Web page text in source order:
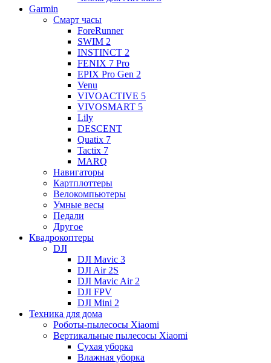
Garmin
Смарт часы
ForeRunner
SWIM 2
INSTINCT 2
FENIX 7 Pro
EPIX Pro Gen 2
Venu
VIVOACTIVE 5
VIVOSMART 5
Lily
DESCENT
Quatix 7
Tactix 7
MARQ
Навигаторы
Картплоттеры
Велокомпьютеры
Умные весы
Педали
Другое
Квадрокоптеры
DJI
DJI Mavic 3
DJI Air 2S
DJI Mavic Air 2
DJI FPV
DJI Mini 2
Техника для дома
Роботы-пылесосы Xiaomi
Вертикальные пылесосы Xiaomi
Сухая уборка
Влажная уборка